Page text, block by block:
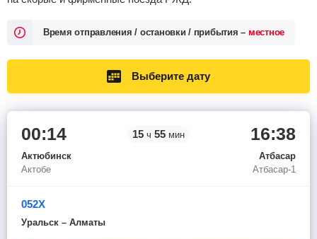
Время отправления / остановки / прибытия – местное
Выберите дату
00:14
Актюбинск
Актобе
15 ч 55 мин 16:38
Атбасар
Атбасар-1
052Х
Уральск – Алматы